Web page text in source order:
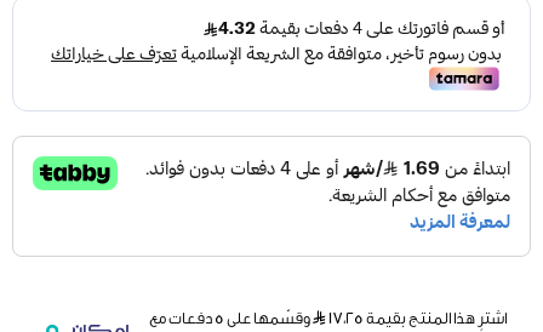
اشترِ هذا المنتج بقيمة ١٧٫٢٥
وقسّمها على 5 دفعات مع